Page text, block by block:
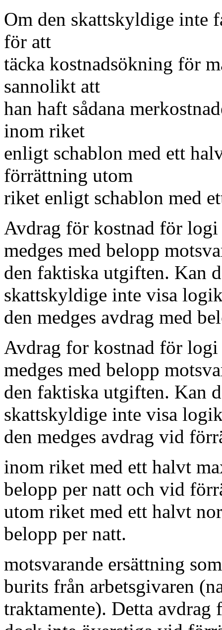
Om den skattskyldige inte
för att
täcka kostnadsökning för
sannolikt att
han haft sådana
inom riket
enligt schablon med ett
förrättning utom
riket enligt schablon med
Avdrag för kostnad för logi
medges med belopp
den faktiska utgiften. Kan
skattskyldige inte visa
den medges avdrag med
Avdrag for kostnad för logi
medges med belopp
den faktiska utgiften. Kan
skattskyldige inte visa
den medges avdrag vid
inom riket med ett halvt
belopp per natt och vid
utom riket med ett halvt
belopp per natt.
motsvarande ersättning
burits från arbetsgivaren
traktamente). Detta avdrag